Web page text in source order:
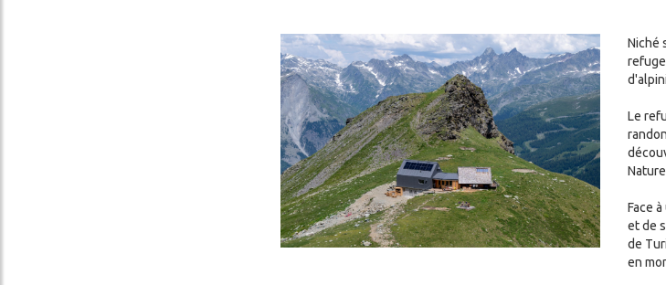
Image
Niché
Le
Face
et de
de
en